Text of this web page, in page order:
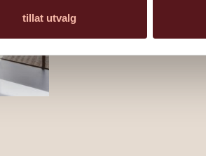
tillat utvalg
et eget